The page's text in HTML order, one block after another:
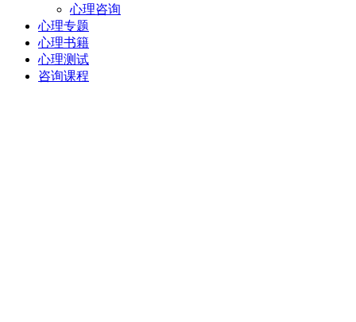
心理咨询
心理专题
心理书籍
心理测试
咨询课程